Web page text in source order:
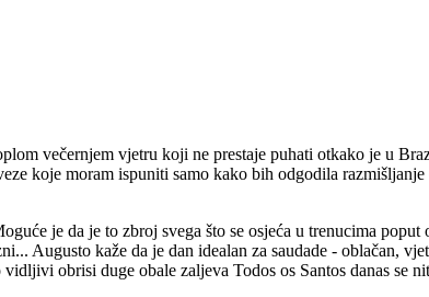
večernjem vjetru koji ne prestaje puhati otkako je u
koje moram ispuniti samo kako bih odgodila
je da je to zbroj svega što se osjeća u trenucima
Augusto kaže da je dan idealan za saudade - oblačan,
obrisi duge obale zaljeva Todos os Santos danas se